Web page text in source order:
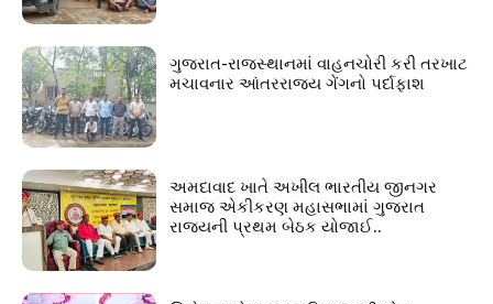
ગુજરાત-રાજસ્થાનમાં વાહનચોરી કરી તરખાટ
મચાવનાર આંતરરાજ્ય ગેંગનો પર્દાફાશ
અમદાવાદ ખાતે અખીલ ભારતીય જીનગર
સમાજ એકીકરણ મહાસભામાં ગુજરાત
રાજ્યની પ્રથમ બેઠક યોજાઈ..